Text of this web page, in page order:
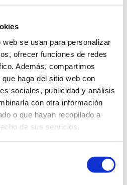
se usan para personalizar
ofrecer funciones de redes
Además, compartimos
haga del sitio web con
sociales, publicidad y análisis
con otra información
o que hayan recopilado a
de sus servicios.